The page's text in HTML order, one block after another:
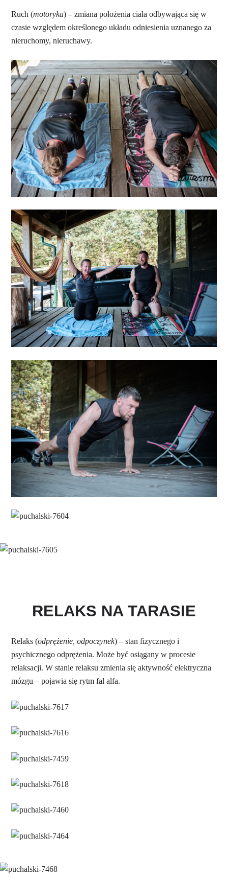
Ruch (motoryka) – zmiana położenia ciała odbywająca się w
czasie względem określonego układu odniesienia uznanego za
nieruchomy, nieruchawy.
RELAKS NA TARASIE
Relaks (odprężenie, odpoczynek) – stan fizycznego i
psychicznego odprężenia. Może być osiągany w procesie
relaksacji. W stanie relaksu zmienia się aktywność elektryczna
mózgu – pojawia się rytm fal alfa.